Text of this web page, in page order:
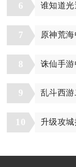
6 谁知道
7 原神荒
8 诛仙手
9 乱斗西
10 升级攻